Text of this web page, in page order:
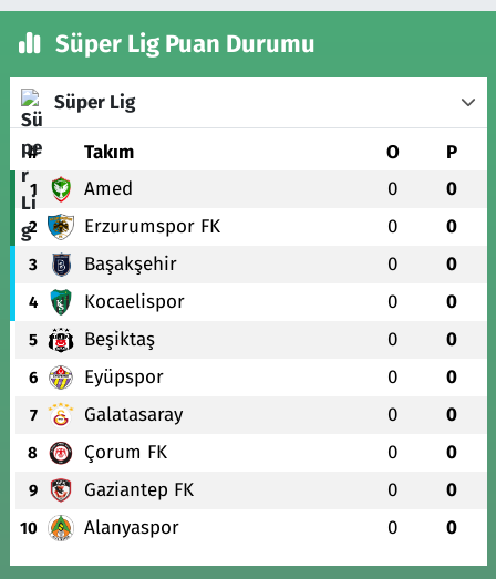
Süper Lig Puan Durumu
Süper Lig
# Takım O P
1 Amed 0 0
2 Erzurumspor FK 0 0
3 Başakşehir 0 0
4 Kocaelispor 0 0
5 Beşiktaş 0 0
6 Eyüpspor 0 0
7 Galatasaray 0 0
8 Çorum FK 0 0
9 Gaziantep FK 0 0
10 Alanyaspor 0 0